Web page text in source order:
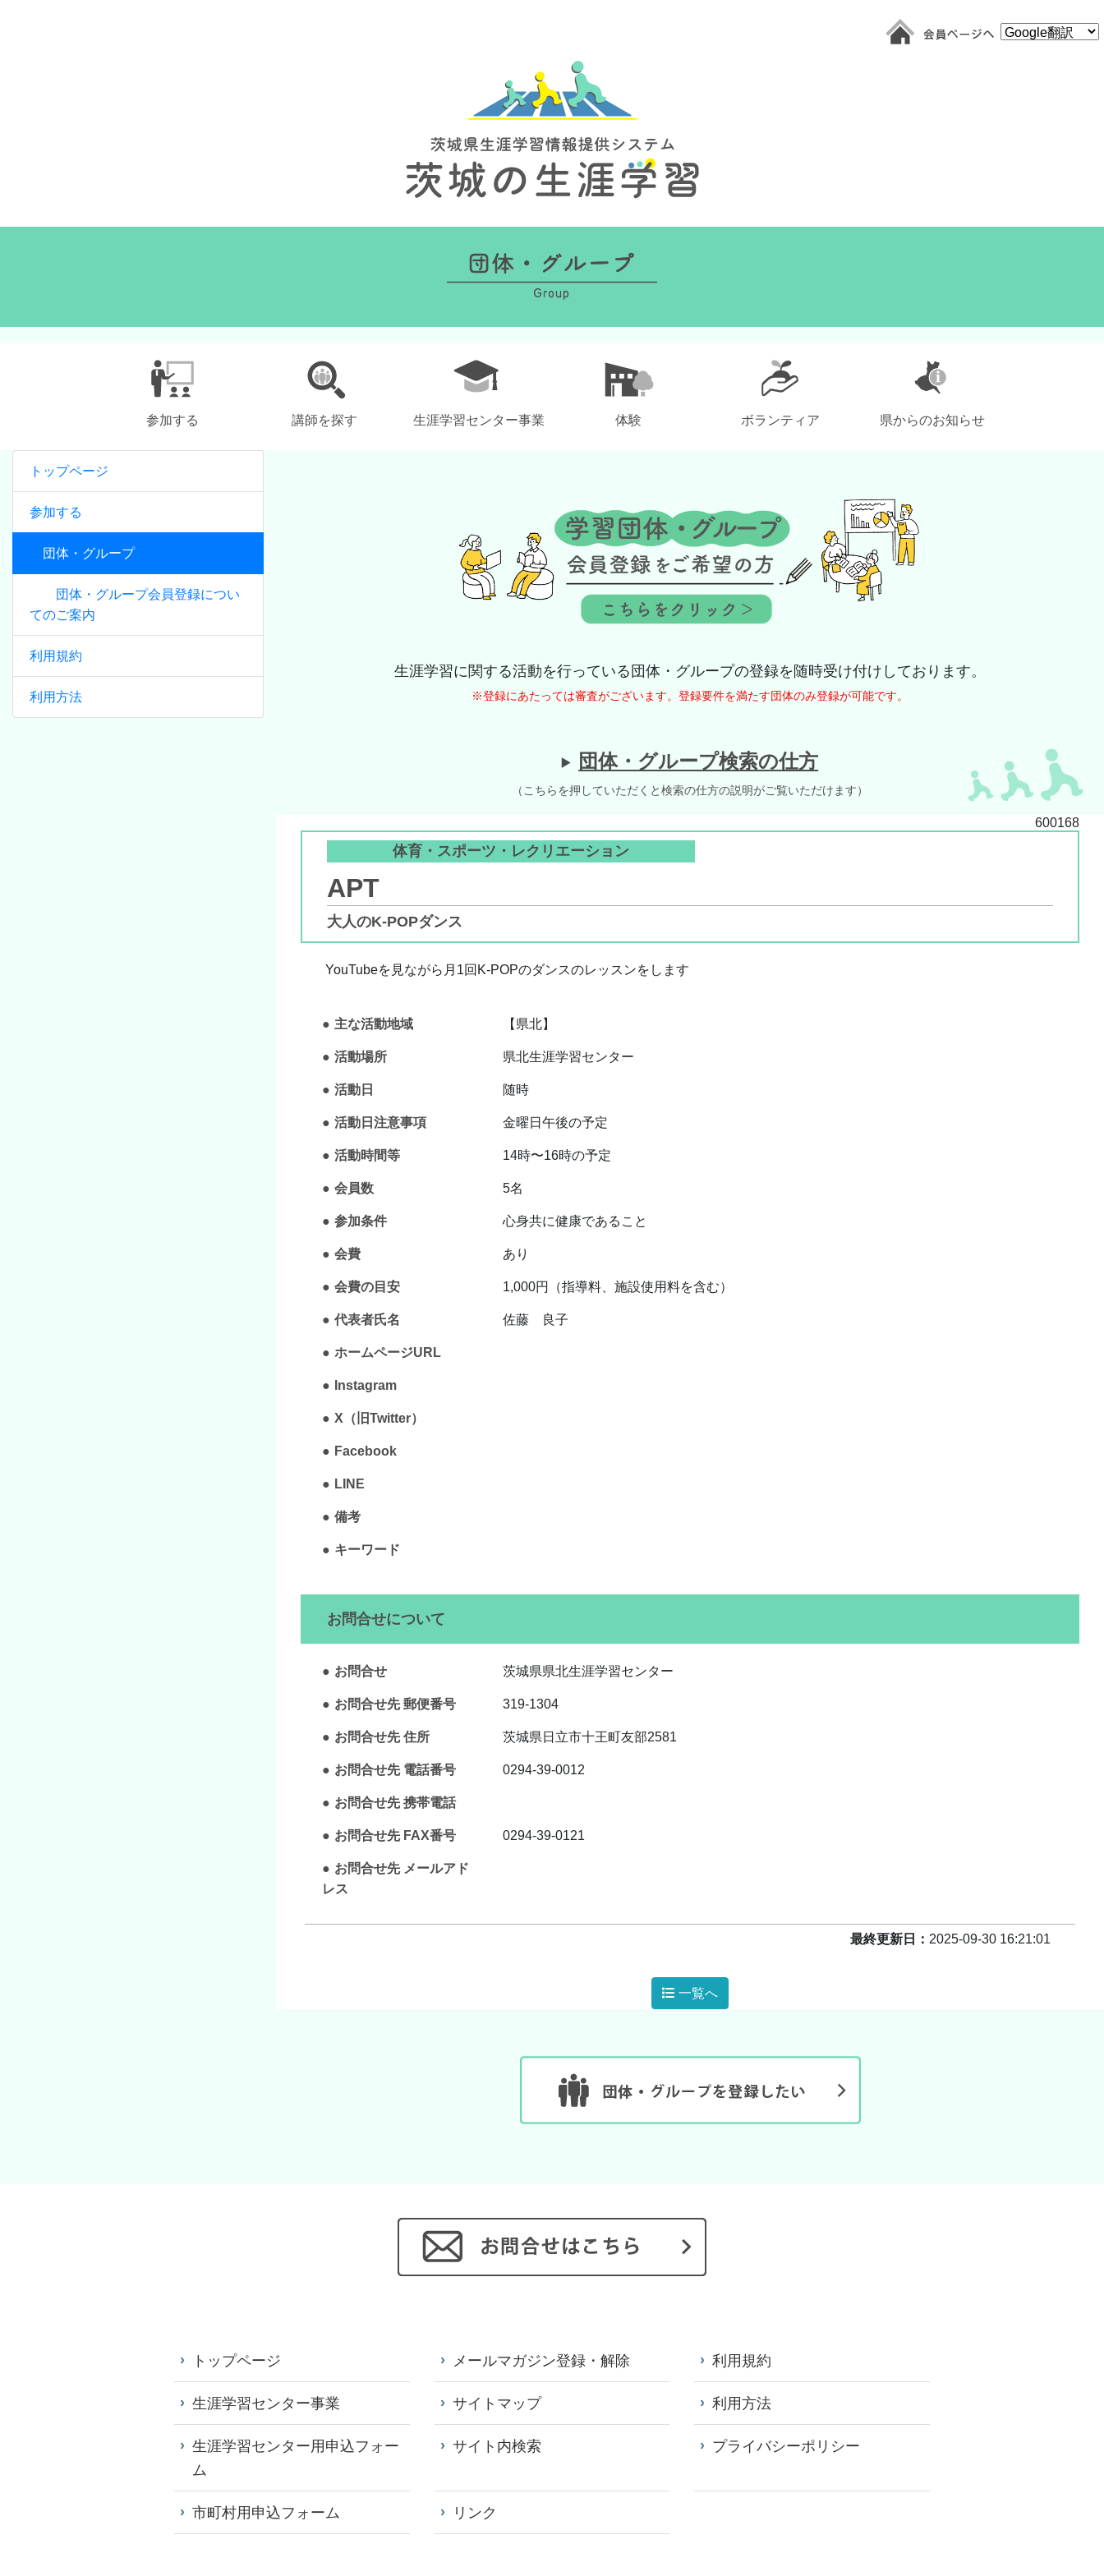
参加する 講師を探す 生涯学習センター事業 体験 ボランティア 県からのお知らせ
トップページ
参加する
団体・グループ
団体・グループ会員登録につい
てのご案内
利用規約
利用方法
生涯学習に関する活動を行っている団体・グループの登録を随時受け付けしております。
※登録にあたっては審査がございます。登録要件を満たす団体のみ登録が可能です。
団体・グループ検索の仕方
（こちらを押していただくと検索の仕方の説明がご覧いただけます）
600168
体育・スポーツ・レクリエーション
APT
大人のK-POPダンス
YouTubeを見ながら月1回K-POPのダンスのレッスンをします
主な活動地域 【県北】
活動場所 県北生涯学習センター
活動日 随時
活動日注意事項 金曜日午後の予定
活動時間等 14時〜16時の予定
会員数 5名
参加条件 心身共に健康であること
会費 あり
会費の目安 1,000円（指導料、施設使用料を含む）
代表者氏名 佐藤 良子
ホームページURL
Instagram
X（旧Twitter）
Facebook
LINE
備考
キーワード
お問合せについて
お問合せ 茨城県県北生涯学習センター
お問合せ先 郵便番号 319-1304
お問合せ先 住所 茨城県日立市十王町友部2581
お問合せ先 電話番号 0294-39-0012
お問合せ先 携帯電話
お問合せ先 FAX番号 0294-39-0121
お問合せ先 メールアド
レス
最終更新日 2025-09-30 16:21:01
一覧へ
トップページ
生涯学習センター事業
生涯学習センター用申込フォー
ム
市町村用申込フォーム
メールマガジン登録・解除
サイトマップ
サイト内検索
リンク
利用規約
利用方法
プライバシーポリシー